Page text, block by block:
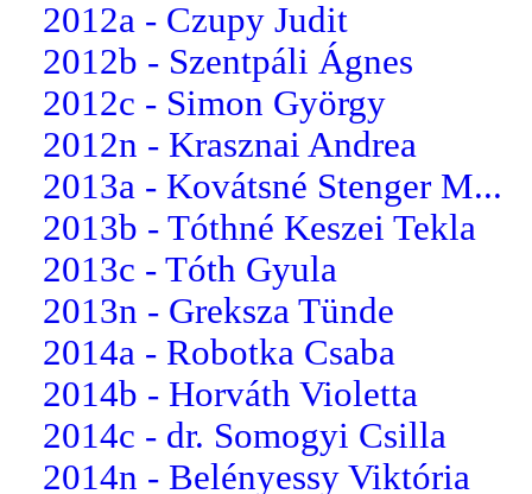
2012a - Czupy Judit
2012b - Szentpáli Ágnes
2012c - Simon György
2012n - Krasznai Andrea
2013a - Kovátsné Stenger M...
2013b - Tóthné Keszei Tekla
2013c - Tóth Gyula
2013n - Greksza Tünde
2014a - Robotka Csaba
2014b - Horváth Violetta
2014c - dr. Somogyi Csilla
2014n - Belényessy Viktória